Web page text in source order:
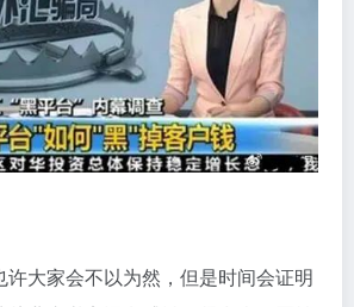
大家会不以为然，但是时间会证明